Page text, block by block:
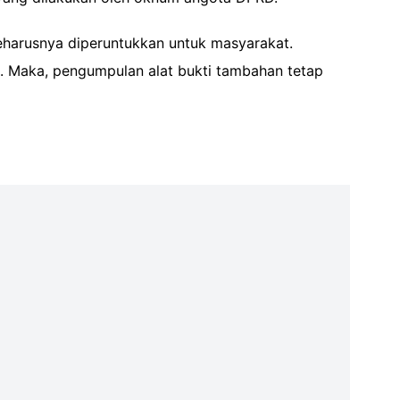
diperuntukkan untuk masyarakat.
pengumpulan alat bukti tambahan tetap